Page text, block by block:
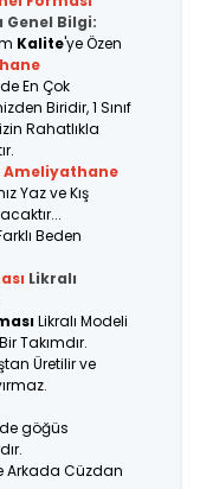
Genel Bilgi:
Kalite'ye Özen
En Çok
Biridir, 1 Sınıf
Rahatlıkla
Ameliyathane
Yaz ve Kış
Beden
Likralı
Likralı Modeli
Takımdır.
Üretilir ve
göğüs
Arkada Cüzdan